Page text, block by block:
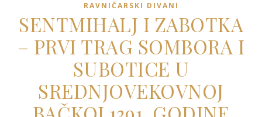
RAVNIČARSKI DIVANI
SENTMIHALJ I ZABOTKA
– PRVI TRAG SOMBORA I
SUBOTICE U
SREDNJOVEKOVNOJ